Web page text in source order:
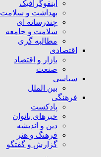
اینفوگرافیک
بهداشت و سلامت
چندرسانه ای
سلامت و جامعه
مطالبه گری
اقتصادی
بازار و اقتصاد
صنعت
سیاسی
بین الملل
فرهنگی
پادکست
خبرهای بانوان
دین و اندیشه
فرهنگ و هنر
گزارش و گفتگو